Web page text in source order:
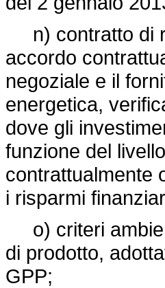
n) contratto di
accordo
negoziale e il
energetica,
dove gli
funzione del
contrattualmente
i risparmi
o) criteri
di prodotto,
GPP;